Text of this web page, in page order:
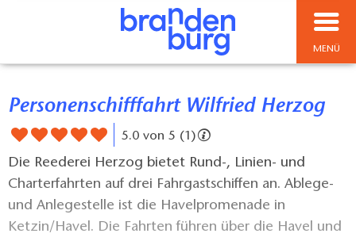
MENÜ
Personenschifffahrt Wilfried Herzog
5.0 von 5 (1)
Die Reederei Herzog bietet Rund-, Linien- und
Charterfahrten auf drei Fahrgastschiffen an. Ablege-
und Anlegestelle ist die Havelpromenade in
Ketzin/Havel. Die Fahrten führen über die Havel und